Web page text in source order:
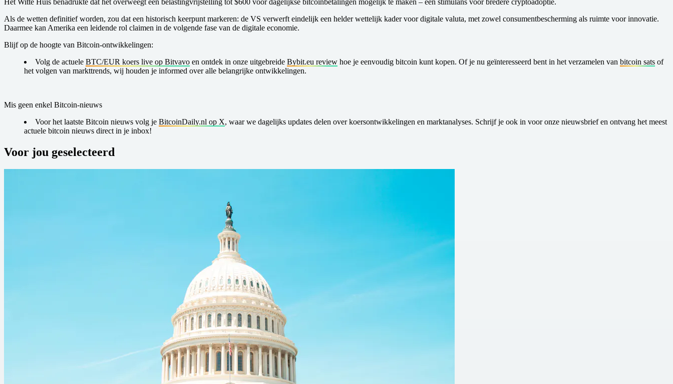
Als de wetten definitief worden, zou dat een historisch keerpunt markeren: de VS verwerft eindelijk een helder wettelijk kader voor digitale valuta, met zowel consumentbescherming als ruimte voor innovatie.
Daarmee kan Amerika een leidende rol claimen in de volgende fase van de digitale economie.
Blijf op de hoogte van Bitcoin-ontwikkelingen:
Volg de actuele BTC/EUR koers live op Bitvavo en ontdek in onze uitgebreide Bybit.eu review hoe je eenvoudig bitcoin kunt kopen. Of je nu geïnteresseerd bent in het verzamelen van bitcoin sats of
het volgen van markttrends, wij houden je informed over alle belangrijke ontwikkelingen.
Mis geen enkel Bitcoin-nieuws
Voor het laatste Bitcoin nieuws volg je BitcoinDaily.nl op X, waar we dagelijks updates delen over koersontwikkelingen en marktanalyses. Schrijf je ook in voor onze nieuwsbrief en ontvang het meest
actuele bitcoin nieuws direct in je inbox!
Voor jou geselecteerd